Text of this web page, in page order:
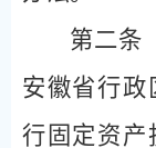
第二条
安徽省行政
行固定资产